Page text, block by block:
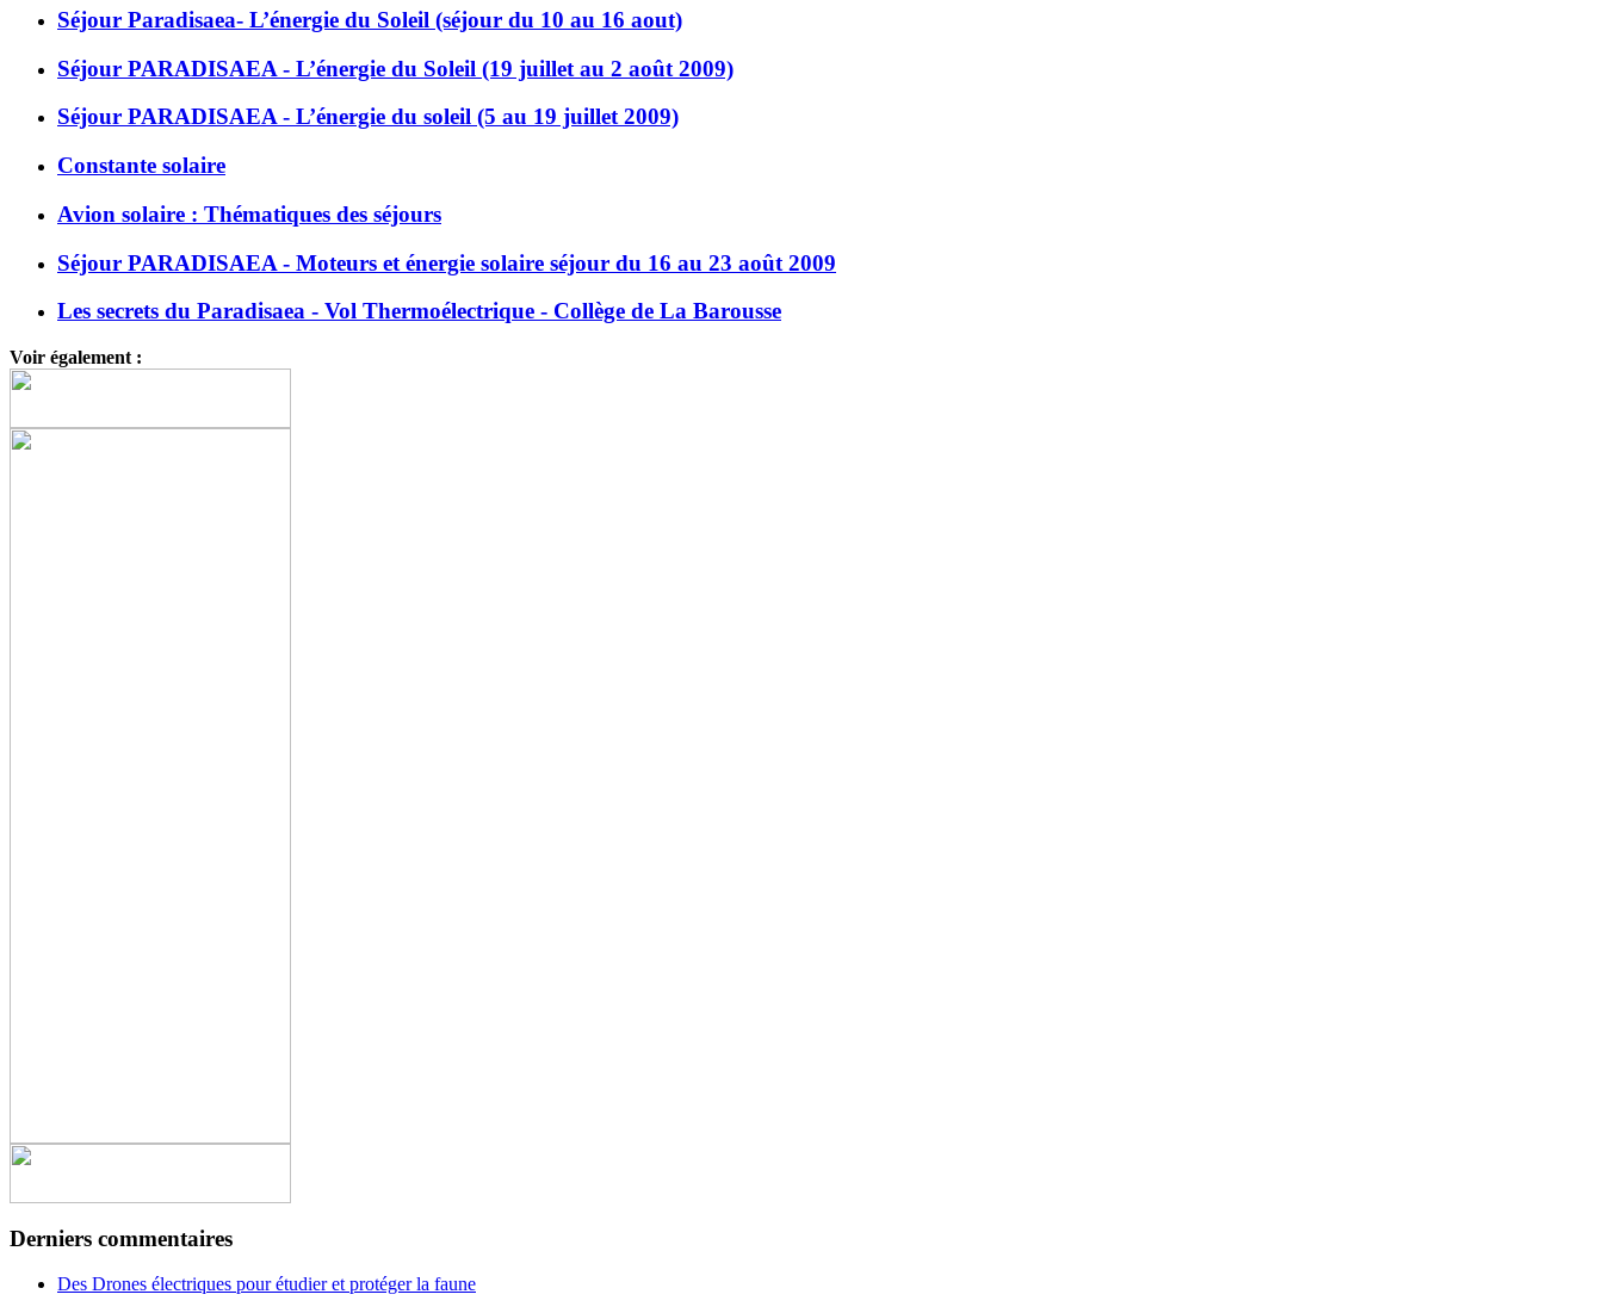
Séjour Paradisaea- L’énergie du Soleil (séjour du 10 au 16 aout)
Séjour PARADISAEA - L’énergie du Soleil (19 juillet au 2 août 2009)
Séjour PARADISAEA - L’énergie du soleil (5 au 19 juillet 2009)
Constante solaire
Avion solaire : Thématiques des séjours
Séjour PARADISAEA - Moteurs et énergie solaire séjour du 16 au 23 août 2009
Les secrets du Paradisaea - Vol Thermoélectrique - Collège de La Barousse
Voir également :
Derniers commentaires
Des Drones électriques pour étudier et protéger la faune